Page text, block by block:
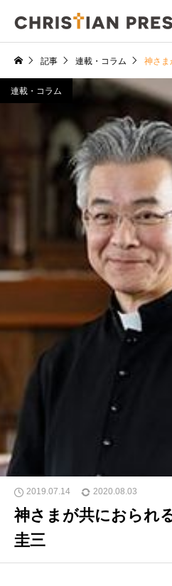
記事 連載・コラム 神さま
連載・コラム
2019.07.14 2020.08.03
神さまが共におられ
圭三